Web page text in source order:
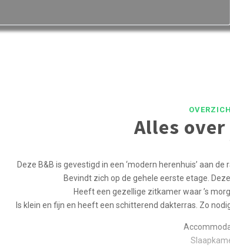
Alles over
Deze B&B is gevestigd in een ‘modern herenhuis’ aan
Bevindt zich op de gehele eerste etage.
Heeft een gezellige zitkamer waar ’s
Is klein en fijn en heeft een schitterend dakterras. Zo